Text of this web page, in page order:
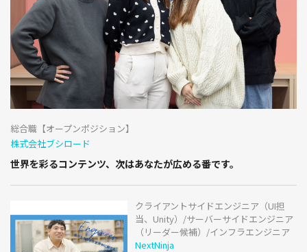
総合職【オープンポジション】
株式会社ブシロード
世界を彩るコンテンツ、次はあなたが広める番です。
クライアントサイドエンジニア（UI担
当、Unity）/サーバーサイドエンジニア
（リーダー候補）/インフラエンジニア
NextNinja